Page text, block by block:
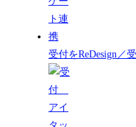
受付をReDesign／